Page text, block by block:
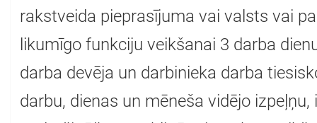
rakstveida pieprasījuma vai valsts vai
likumīgo funkciju veikšanai 3 darba
darba devēja un darbinieka darba
darbu, dienas un mēneša vidējo